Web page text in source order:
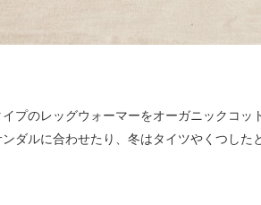
プのレッグウォーマーをオーガニックコッ
ダルに合わせたり、冬はタイツやくつした